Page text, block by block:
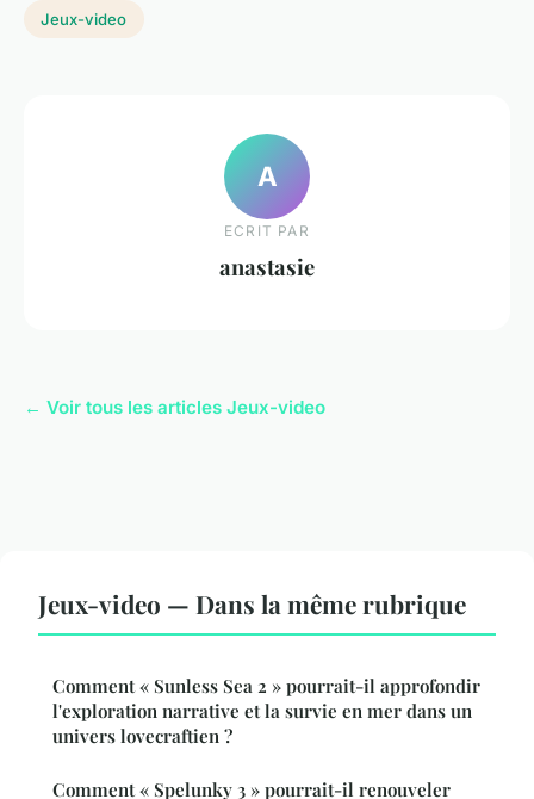
Jeux-video
A
ECRIT PAR
anastasie
← Voir tous les articles Jeux-video
Jeux-video — Dans la même rubrique
Comment « Sunless Sea 2 » pourrait-il approfondir
l'exploration narrative et la survie en mer dans un
univers lovecraftien ?
Comment « Spelunky 3 » pourrait-il renouveler